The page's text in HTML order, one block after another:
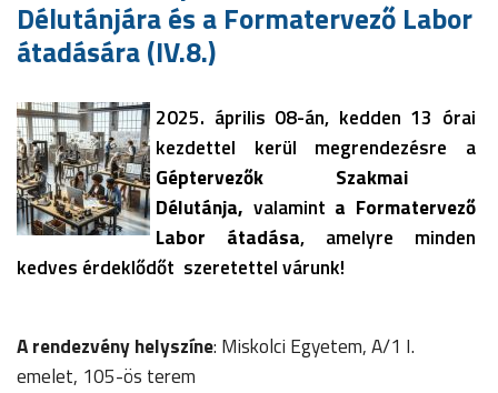
Délutánjára és a Formatervező Labor
átadására (IV.8.)
2025. április 08-án, kedden 13 órai
kezdettel
kerül megrendezésre a
Géptervezők Szakmai
Délutánja, valamint a Formatervező
Labor átadása, amelyre minden
kedves érdeklődőt szeretettel várunk!
A rendezvény helyszíne: Miskolci Egyetem, A/1 I.
emelet, 105-ös terem